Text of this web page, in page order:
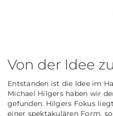
Von der Idee
Entstanden ist die Idee im
Michael Hilgers haben wir
gefunden. Hilgers Fokus
einer spektakulären Form,